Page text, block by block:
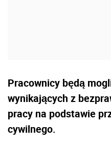
Pracownicy będą
wynikających z
pracy na podstawie
cywilnego.